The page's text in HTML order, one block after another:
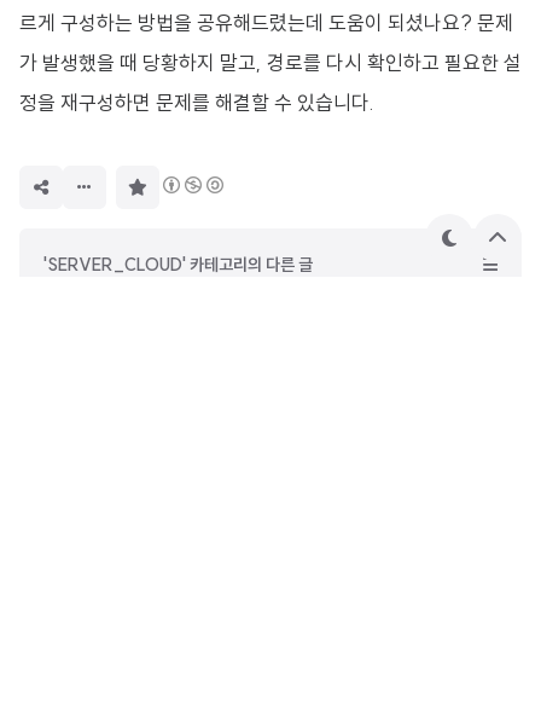
르게 구성하는 방법을 공유해드렸는데 도움이 되셨나요? 문제
가 발생했을 때 당황하지 말고, 경로를 다시 확인하고 필요한 설
정을 재구성하면 문제를 해결할 수 있습니다.
'SERVER_CLOUD' 카테고리의 다른 글
테
상
단